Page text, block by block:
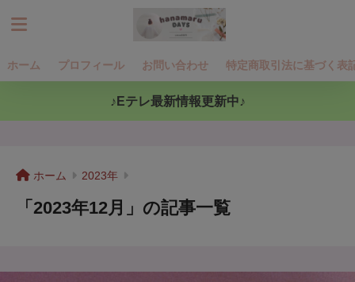
ホーム プロフィール お問い合わせ 特定商取引法に基づく表
♪Eテレ最新情報更新中♪
ホーム 2023年
「2023年12月」の記事一覧